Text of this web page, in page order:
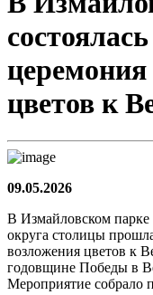
цветов к
09.05.2026
В Измайловском парке
округа столицы
возложения цветов к
годовщине Победы в
Мероприятие собрало